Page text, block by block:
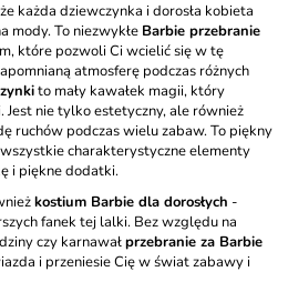
każda dziewczynka i dorosła kobieta
mody. To niezwykłe Barbie przebranie
które pozwoli Ci wcielić się w tę
atmosferę podczas różnych
to mały kawałek magii, który
nie tylko estetyczny, ale również
ruchów podczas wielu zabaw. To piękny
charakterystyczne elementy
i piękne dodatki.
kostium Barbie dla dorosłych -
fanek tej lalki. Bez względu na
czy karnawałprzebranie za Barbie
i przeniesie Cię w świat zabawy i